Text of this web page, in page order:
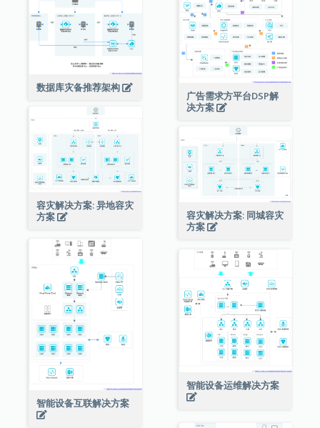
广告需求方平台DSP解
决方案
数据库灾备推荐架构
容灾解决方案: 异地容灾
方案
容灾解决方案: 同城容灾
方案
智能设备互联解决方案
智能设备运维解决方案